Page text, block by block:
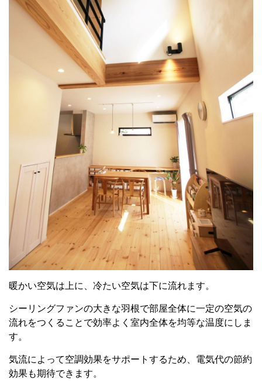
暖かい空気は上に、冷たい空気は下に流れます。
シーリングファンの大きな羽根で部屋全体に一定の空気の
流れをつくることで効率よく室内全体を均等な温度にしま
す。
気流によって空調効果をサポートするため、電気代の節約
効果も期待できます。